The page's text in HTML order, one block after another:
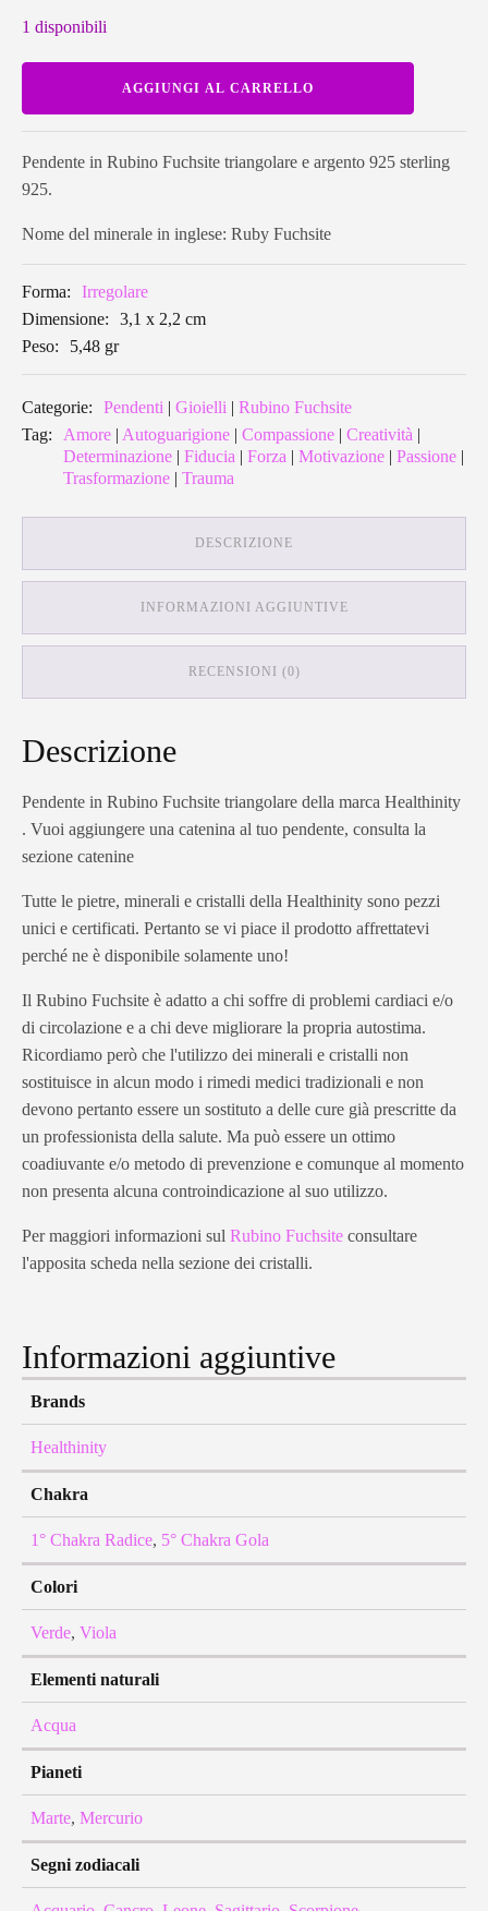
1 disponibili
Rubino
Fuchsite
RFP07
AGGIUNGI AL CARRELLO
Pendente in Rubino Fuchsite triangolare e argento 925 sterling
925.
Nome del minerale in inglese: Ruby Fuchsite
Forma:
Irregolare
Dimensione:
3,1 x 2,2 cm
Peso:
5,48 gr
Categorie: Pendenti Gioielli
Rubino Fuchsite
Tag:
Amore Autoguarigione Compassione Creatività
Determinazione
Fiducia Forza Motivazione Passione
Trasformazione
Trauma
DESCRIZIONE
INFORMAZIONI AGGIUNTIVE
RECENSIONI (0)
Descrizione
Pendente in Rubino Fuchsite triangolare della marca Healthinity
. Vuoi aggiungere una catenina al tuo pendente, consulta la
sezione catenine
Tutte le pietre, minerali e cristalli della Healthinity sono pezzi
unici e certificati. Pertanto se vi piace il prodotto affrettatevi
perché ne è disponibile solamente uno!
Il Rubino Fuchsite è adatto a chi soffre di problemi cardiaci e/o
di circolazione e a chi deve migliorare la propria autostima.
Ricordiamo però che l'utilizzo dei minerali e cristalli non
sostituisce in alcun modo i rimedi medici tradizionali e non
devono pertanto essere un sostituto a delle cure già prescritte da
un professionista della salute. Ma può essere un ottimo
coadiuvante e/o metodo di prevenzione e comunque al momento
non presenta alcuna controindicazione al suo utilizzo.
Per maggiori informazioni sul Rubino Fuchsite consultare
l'apposita scheda nella sezione dei cristalli.
Informazioni aggiuntive
Brands
Healthinity
Chakra
1° Chakra Radice, 5° Chakra Gola
Colori
Verde, Viola
Elementi naturali
Acqua
Pianeti
Marte, Mercurio
Segni zodiacali